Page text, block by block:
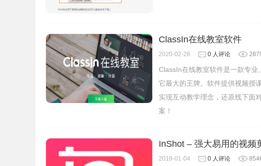
2、可以将你喜爱的视频上传，分享给所有火萤的用户，传你
3、智能搜索你想要的视频、主题或UP主，准确定位，方便快
4、视频智能剪裁，一键剪裁你想要的视频画面，横版视频变
5、个人视频桌面中心，轻松查看管理你上传的所有视频
1.加入奇趣互动
给视频加入互动玩具，激发更多奇妙脑洞!
ClassIn在线教室软件
2020-02-28 0 人评论
ClassIn在线教室软件是一款专
它最大的王牌。软件提供视频授
实现互动教学理念，还原线下面
案！
InShot – 强大易用的视频
2019-01-04 0 人评论